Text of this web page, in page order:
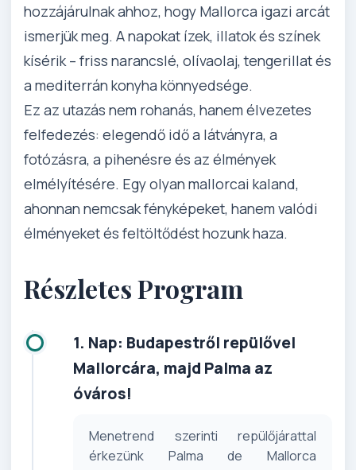
hozzájárulnak ahhoz, hogy Mallorca igazi arcát
ismerjük meg. A napokat ízek, illatok és színek
kísérik – friss narancslé, olívaolaj, tengerillat és
a mediterrán konyha könnyedsége.
Ez az utazás nem rohanás, hanem élvezetes
felfedezés: elegendő idő a látványra, a
fotózásra, a pihenésre és az élmények
elmélyítésére. Egy olyan mallorcai kaland,
ahonnan nemcsak fényképeket, hanem valódi
élményeket és feltöltődést hozunk haza.
Részletes Program
1. Nap: Budapestről repülővel
Mallorcára, majd Palma az
óváros!
Menetrend szerinti repülőjárattal
érkezünk Palma de Mallorca